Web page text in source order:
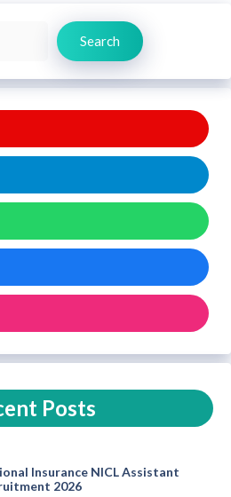
Search
Posts
Insurance NICL Assistant
2026